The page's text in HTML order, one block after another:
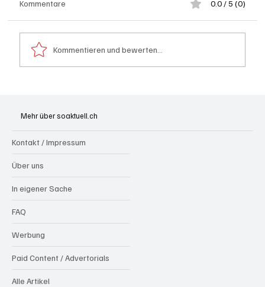
Kommentare 0.0 / 5 (0)
Kommentieren und bewerten...
Mehr über soaktuell.ch
Kontakt / Impressum
Über uns
In eigener Sache
FAQ
Werbung
Paid Content / Advertorials
Alle Artikel